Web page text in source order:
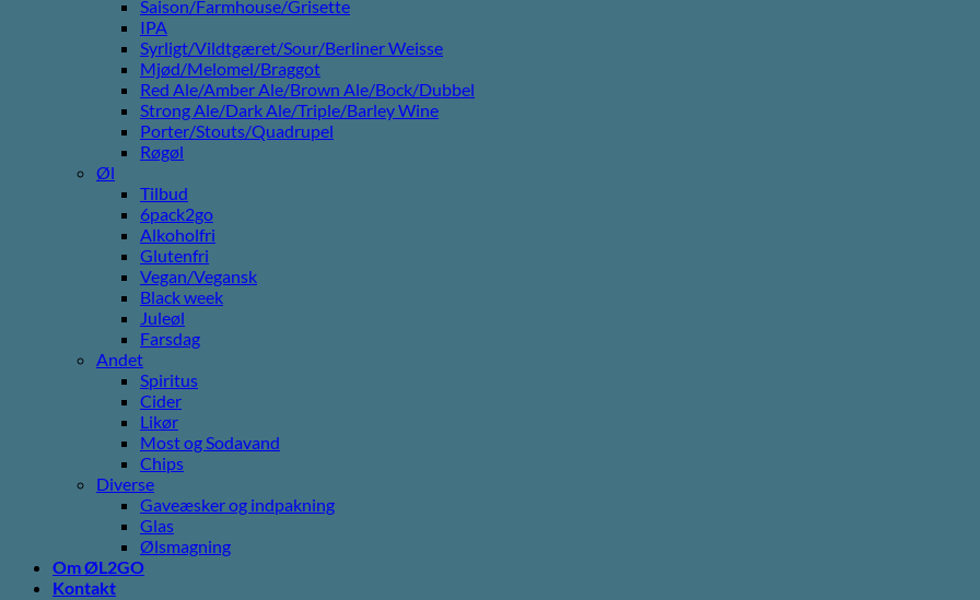
Saison/Farmhouse/Grisette
IPA
Syrligt/Vildtgæret/Sour/Berliner Weisse
Mjød/Melomel/Braggot
Red Ale/Amber Ale/Brown Ale/Bock/Dubbel
Strong Ale/Dark Ale/Triple/Barley Wine
Porter/Stouts/Quadrupel
Røgøl
Øl
Tilbud
6pack2go
Alkoholfri
Glutenfri
Vegan/Vegansk
Black week
Juleøl
Farsdag
Andet
Spiritus
Cider
Likør
Most og Sodavand
Chips
Diverse
Gaveæsker og indpakning
Glas
Ølsmagning
Om ØL2GO
Kontakt